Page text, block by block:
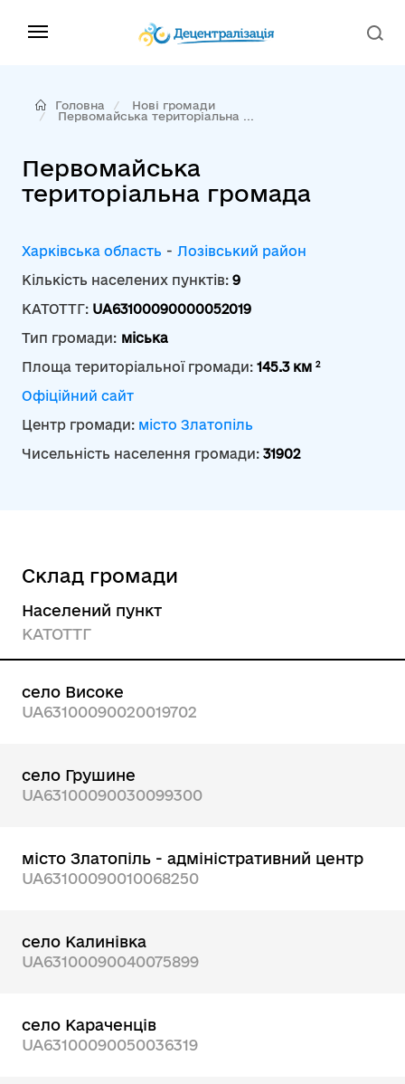
Головна
Нові громади
Первомайська територіальна ...
Первомайська
територіальна громада
Харківська область - Лозівський район
Кількість населених пунктів: 9
КАТОТТГ: UA63100090000052019
Тип громади: міська
Площа територіальної громади: 145.3 км 2
Офіційний сайт
Центр громади: місто Златопіль
Чисельність населення громади: 31902
Склад громади
Населений пункт
КАТОТТГ
село Високе
UA63100090020019702
село Грушине
UA63100090030099300
місто Златопіль - адміністративний центр
UA63100090010068250
село Калинівка
UA63100090040075899
село Караченців
UA63100090050036319